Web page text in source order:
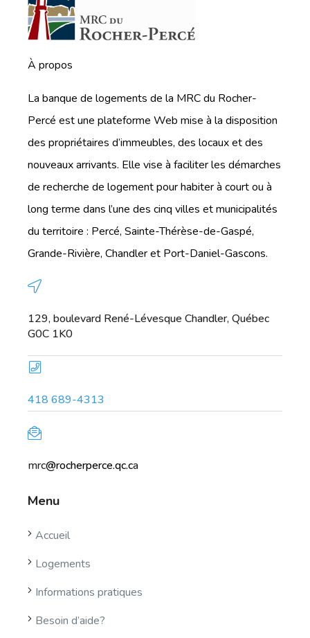
À propos
La banque de logements de la MRC du Rocher-
Percé est une plateforme Web mise à la disposition
des propriétaires d’immeubles, des locaux et des
nouveaux arrivants. Elle vise à faciliter les démarches
de recherche de logement pour habiter à court ou à
long terme dans l’une des cinq villes et municipalités
du territoire : Percé, Sainte-Thérèse-de-Gaspé,
Grande-Rivière, Chandler et Port-Daniel-Gascons.
129, boulevard René-Lévesque Chandler, Québec
G0C 1K0
418 689-4313
mrc@rocherperce.qc.ca
Menu
Accueil
Logements
Informations pratiques
Besoin d’aide?